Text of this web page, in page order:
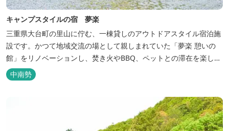
キャンプスタイルの宿 夢楽
三重県大台町の里山に佇む、一棟貸しのアウトドアスタイル宿泊施
設です。かつて地域交流の場として親しまれていた「夢楽 憩いの
館」をリノベーションし、焚き火やBBQ、ペットとの滞在を楽しめ
る“キャンプ気分”の宿として生まれ変わりました。 【営業時間】 チ
ェックイン 15：00（早めのチェックインご希望は予約時に要相
談） チェックアウト 9：00 【定休日】 不定休 【料金...
中南勢